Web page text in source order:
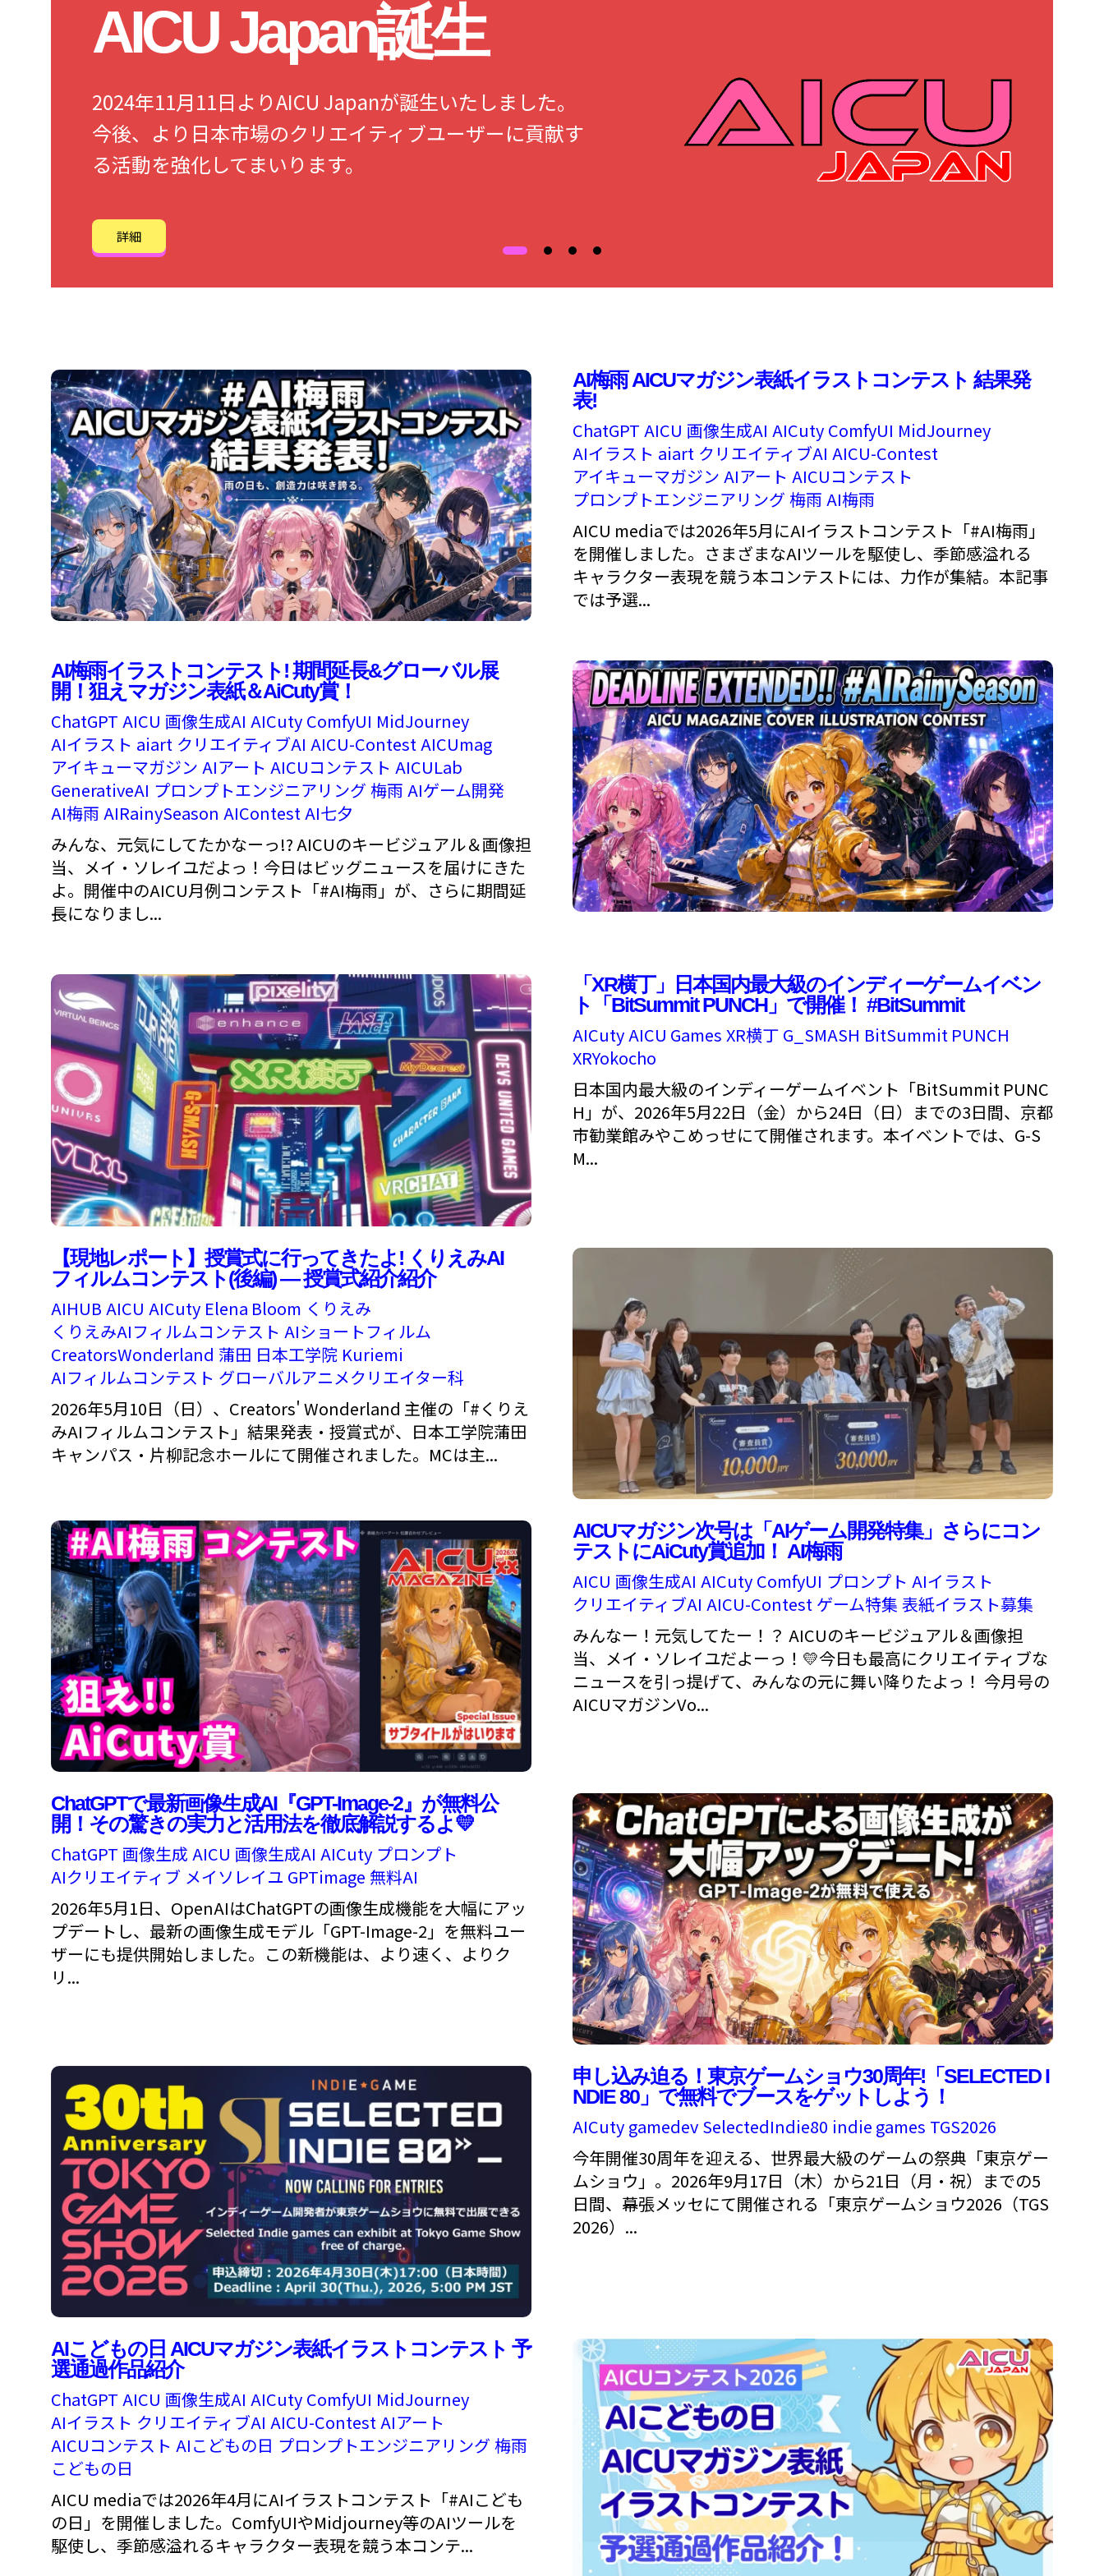
AICU Japan誕生
2024年11月11日よりAICU Japanが誕生いたしました。
今後、より日本市場のクリエイティブユーザーに貢献す
る活動を強化してまいります。
詳細
AI梅雨 AICUマガジン表紙イラストコンテスト 結果発
表!
ChatGPT AICU 画像生成AI AICuty ComfyUI MidJourney
AIイラスト aiart クリエイティブAI AICU-Contest
アイキューマガジン AIアート AICUコンテスト
プロンプトエンジニアリング 梅雨 AI梅雨
AICU mediaでは2026年5月にAIイラストコンテスト「#AI梅雨」
を開催しました。さまざまなAIツールを駆使し、季節感溢れる
キャラクター表現を競う本コンテストには、力作が集結。本記事
では予選...
AI梅雨イラストコンテスト! 期間延長&グローバル展
開！狙えマガジン表紙＆AiCuty賞！
ChatGPT AICU 画像生成AI AICuty ComfyUI MidJourney
AIイラスト aiart クリエイティブAI AICU-ContestAICUmag
アイキューマガジン AIアート AICUコンテスト AICULab
GenerativeAI プロンプトエンジニアリング 梅雨 AIゲーム開発
AI梅雨 AIRainySeason AIContestAI七夕
みんな、元気にしてたかなーっ!? AICUのキービジュアル＆画像担
当、メイ・ソレイユだよっ！今日はビッグニュースを届けにきた
よ。開催中のAICU月例コンテスト「#AI梅雨」が、さらに期間延
長になりまし...
「XR横丁」日本国内最大級のインディーゲームイベン
ト「BitSummit PUNCH」で開催！ #BitSummit
AICutyAICU Games XR横丁 G_SMASH BitSummit PUNCH
XRYokocho
日本国内最大級のインディーゲームイベント「BitSummit PUNC
H」が、2026年5月22日（金）から24日（日）までの3日間、京都
市勧業館みやこめっせにて開催されます。本イベントでは、G-S
M...
【現地レポート】授賞式に行ってきたよ! くりえみAI
フィルムコンテスト(後編) — 授賞式紹介紹介
AIHUB AICU AICuty Elena Bloom くりえみ
くりえみAIフィルムコンテスト AIショートフィルム
CreatorsWonderland 蒲田 日本工学院 Kuriemi
AIフィルムコンテスト グローバルアニメクリエイター科
2026年5月10日（日）、Creators' Wonderland 主催の「#くりえ
みAIフィルムコンテスト」結果発表・授賞式が、日本工学院蒲田
キャンパス・片柳記念ホールにて開催されました。MCは主...
AICUマガジン次号は「AIゲーム開発特集」さらにコン
テストにAiCuty賞追加！ AI梅雨
AICU 画像生成AI AICuty ComfyUI プロンプト AIイラスト
クリエイティブAI AICU-Contest ゲーム特集 表紙イラスト募集
みんなー！元気してたー！？ AICUのキービジュアル＆画像担
当、メイ・ソレイユだよーっ！💛今日も最高にクリエイティブな
ニュースを引っ提げて、みんなの元に舞い降りたよっ！ 今月号の
AICUマガジンVo...
ChatGPTで最新画像生成AI『GPT-Image-2』が無料公
開！その驚きの実力と活用法を徹底解説するよ💛
ChatGPT 画像生成 AICU 画像生成AI AICuty プロンプト
AIクリエイティブ メイソレイユ GPTimage 無料AI
2026年5月1日、OpenAIはChatGPTの画像生成機能を大幅にアッ
プデートし、最新の画像生成モデル「GPT-Image-2」を無料ユー
ザーにも提供開始しました。この新機能は、より速く、よりク
リ...
申し込み迫る！東京ゲームショウ30周年!「SELECTED I
NDIE 80」で無料でブースをゲットしよう！
AICuty gamedev SelectedIndie80 indie games TGS2026
今年開催30周年を迎える、世界最大級のゲームの祭典「東京ゲー
ムショウ」。2026年9月17日（木）から21日（月・祝）までの5
日間、幕張メッセにて開催される「東京ゲームショウ2026（TGS
2026）...
AIこどもの日 AICUマガジン表紙イラストコンテスト 予
選通過作品紹介
ChatGPT AICU 画像生成AI AICuty ComfyUI MidJourney
AIイラスト クリエイティブAI AICU-ContestAIアート
AICUコンテスト AIこどもの日 プロンプトエンジニアリング 梅雨
こどもの日
AICU mediaでは2026年4月にAIイラストコンテスト「#AIこども
の日」を開催しました。ComfyUIやMidjourney等のAIツールを
駆使し、季節感溢れるキャラクター表現を競う本コンテ...